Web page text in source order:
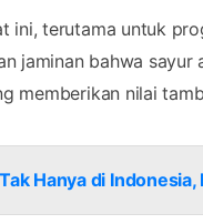
ini, terutama untuk
jaminan bahwa
memberikan nilai
Tak Hanya di